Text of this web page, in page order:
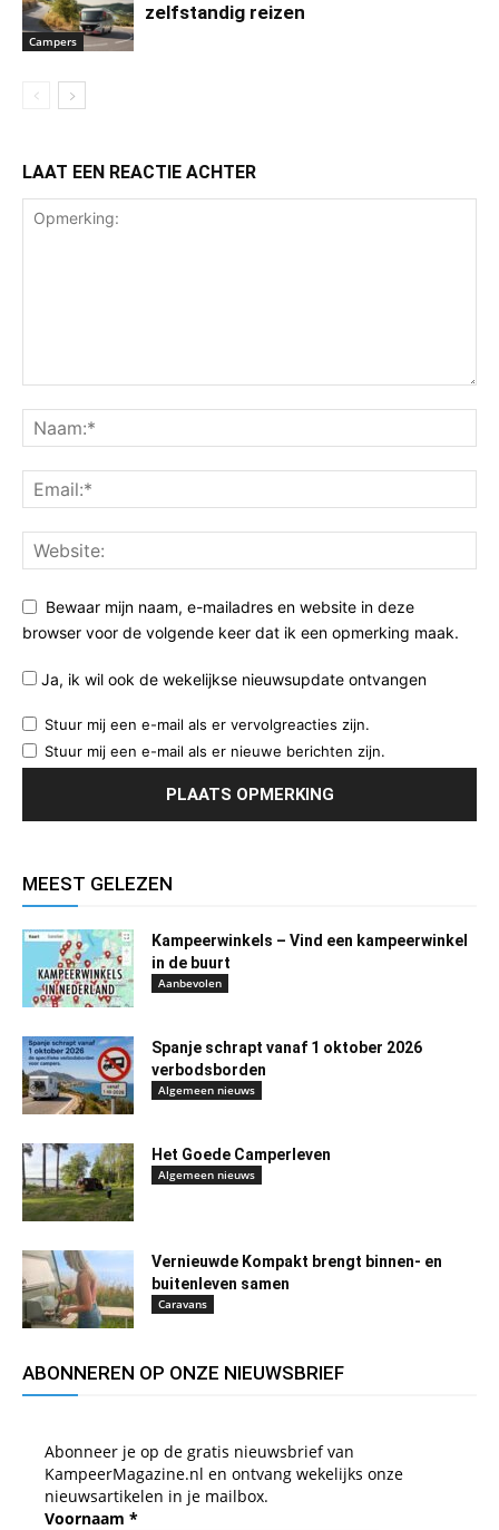
Campers
zelfstandig reizen
LAAT EEN REACTIE ACHTER
Bewaar mijn naam, e-mailadres en website in deze
browser voor de volgende keer dat ik een opmerking maak.
Ja, ik wil ook de wekelijkse nieuwsupdate ontvangen
Stuur mij een e-mail als er vervolgreacties zijn.
Stuur mij een e-mail als er nieuwe berichten zijn.
MEEST GELEZEN
Kampeerwinkels – Vind een kampeerwinkel
in de buurt
Aanbevolen
Spanje schrapt vanaf 1 oktober 2026
verbodsborden
Algemeen nieuws
Het Goede Camperleven
Algemeen nieuws
Vernieuwde Kompakt brengt binnen- en
buitenleven samen
Caravans
ABONNEREN OP ONZE NIEUWSBRIEF
Abonneer je op de gratis nieuwsbrief van
KampeerMagazine.nl en ontvang wekelijks onze
nieuwsartikelen in je mailbox.
Voornaam *